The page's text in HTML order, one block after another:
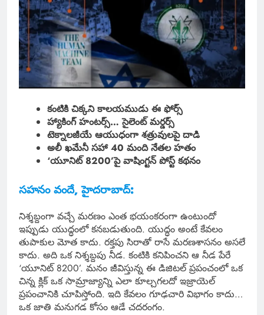
కంటికి చిక్కని కాలయముడు ఈ ఫోర్స్
హ్యాకింగ్ హంటర్స్… సైలెంట్ మర్డర్స్
టెక్నాలజీయే ఆయుధంగా శత్రువులపై దాడి
అలీ ఖమేనీ ‌సహా 40 మంది నేతల హతం
‘యూనిట్ 8200’పై వాషింగ్టన్ పోస్ట్ కథనం
సహనం వందే, హైదరాబాద్:
నిశ్శబ్దంగా వచ్చే మరణం ఎంత భయంకరంగా ఉంటుందో
ఇప్పుడు యుద్ధంలో కనబడుతుంది. యుద్ధం అంటే కేవలం
తుపాకుల మోత కాదు. రక్తపు సిరాతో రాసే మరణశాసనం అసలే
కాదు. అది ఒక నిశ్శబ్దపు నీడ. కంటికి కనిపించని ఆ నీడ పేరే
‘యూనిట్ 8200’. మనం జీవిస్తున్న ఈ డిజిటల్ ప్రపంచంలో ఒక
చిన్న క్లిక్ ఒక సామ్రాజ్యాన్ని ఎలా కూల్చగలదో ఇజ్రాయెల్
ప్రపంచానికి చూపిస్తోంది. ఇది కేవలం గూఢచారి విభాగం కాదు…
ఒక జాతి మనుగడ కోసం ఆడే చదరంగం.